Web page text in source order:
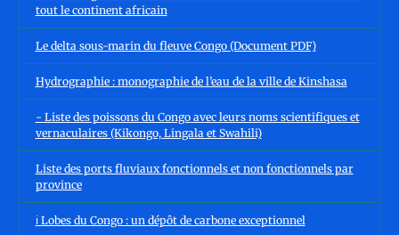
tout le continent africain
Le delta sous-marin du fleuve Congo (Document PDF)
Hydrographie : monographie de l’eau de la ville de Kinshasa
- Liste des poissons du Congo avec leurs noms scientifiques et
vernaculaires (Kikongo, Lingala et Swahili)
Liste des ports fluviaux fonctionnels et non fonctionnels par
province
ℹ️ Lobes du Congo : un dépôt de carbone exceptionnel